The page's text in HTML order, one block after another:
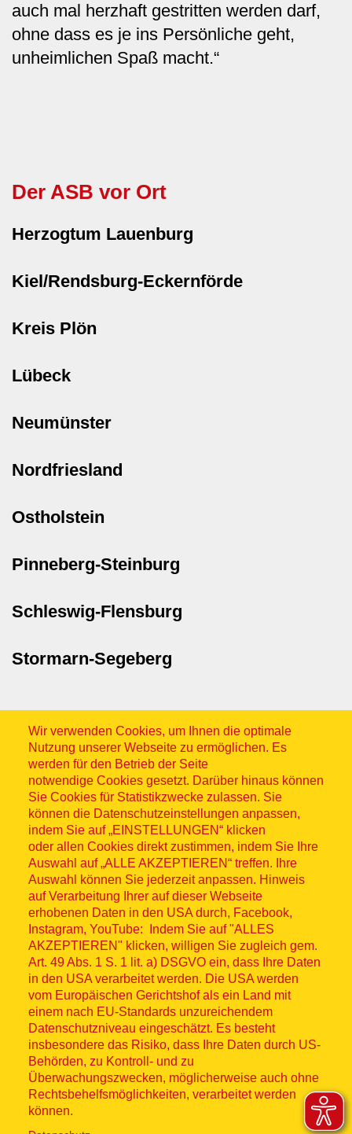
auch mal herzhaft gestritten werden darf,
ohne dass es je ins Persönliche geht,
unheimlichen Spaß macht.“
Der ASB vor Ort
Herzogtum Lauenburg
Kiel/Rendsburg-Eckernförde
Kreis Plön
Lübeck
Neumünster
Nordfriesland
Ostholstein
Pinneberg-Steinburg
Schleswig-Flensburg
Stormarn-Segeberg
Wir verwenden Cookies, um Ihnen die optimale
Nutzung unserer Webseite zu ermöglichen. Es
werden für den Betrieb der Seite
notwendige Cookies gesetzt. Darüber hinaus können
Sie Cookies für Statistikzwecke zulassen. Sie
können die Datenschutzeinstellungen anpassen,
indem Sie auf „EINSTELLUNGEN“ klicken
oder allen Cookies direkt zustimmen, indem Sie Ihre
Auswahl auf „ALLE AKZEPTIEREN“ treffen. Ihre
Auswahl können Sie jederzeit anpassen. Hinweis
auf Verarbeitung Ihrer auf dieser Webseite
erhobenen Daten in den USA durch, Facebook,
Instagram, YouTube: Indem Sie auf "ALLES
AKZEPTIEREN" klicken, willigen Sie zugleich gem.
Art. 49 Abs. 1 S. 1 lit. a) DSGVO ein, dass Ihre Daten
in den USA verarbeitet werden. Die USA werden
vom Europäischen Gerichtshof als ein Land mit
einem nach EU-Standards unzureichendem
Datenschutzniveau eingeschätzt. Es besteht
insbesondere das Risiko, dass Ihre Daten durch US-
Behörden, zu Kontroll- und zu
Überwachungszwecken, möglicherweise auch ohne
Rechtsbehelfsmöglichkeiten, verarbeitet werden
können.
Sitemap
© ASB 2026
Fußzeilenmenü
Impressum
Datenschutz
Kontakt
Hinweisgebersystem
Lieferkette
Widerruf